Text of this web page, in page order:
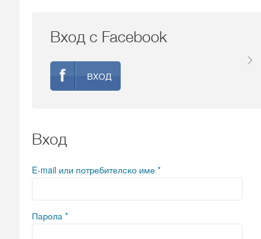
Вход с Facebook
ВХОД
Вход
E-mail или потребителско име *
Парола *